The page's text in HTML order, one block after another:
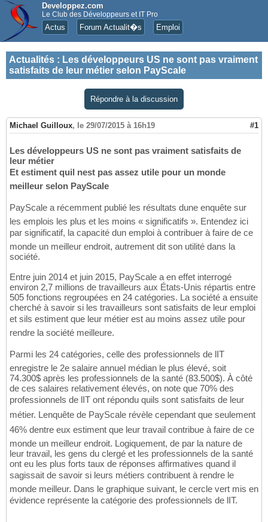
Developpez.com
Le Club des Développeurs et IT Pro
Actus Forum Actualit�s Emploi
Actualités : Les développeurs US ne sont pas vraiment
satisfaits de leur métier selon PayScale
Répondre à la discussion
Michael Guilloux, le 29/07/2015 à 16h19 #1
Les développeurs US ne sont pas vraiment satisfaits de
leur métier
Et estiment quil nest pas assez utile pour un monde
meilleur selon PayScale
PayScale a récemment publié les résultats dune enquête sur
les emplois les plus et les moins « significatifs ». Entendez ici
par significatif, la capacité dun emploi à contribuer à faire de ce
monde un meilleur endroit, autrement dit son utilité dans la
société.
Entre juin 2014 et juin 2015, PayScale a en effet interrogé
environ 2,7 millions de travailleurs aux États-Unis répartis entre
505 fonctions regroupées en 24 catégories. La société a ensuite
cherché à savoir si les travailleurs sont satisfaits de leur emploi
et sils estiment que leur métier est au moins assez utile pour
rendre la société meilleure.
Parmi les 24 catégories, celle des professionnels de lIT
enregistre le 2e salaire annuel médian le plus élevé, soit
74.300$ après les professionnels de la santé (83.500$). À côté
de ces salaires relativement élevés, on note que 70% des
professionnels de lIT ont répondu quils sont satisfaits de leur
métier. Lenquête de PayScale révèle cependant que seulement
46% dentre eux estiment que leur travail contribue à faire de ce
monde un meilleur endroit. Logiquement, de par la nature de
leur travail, les gens du clergé et les professionnels de la santé
ont eu les plus forts taux de réponses affirmatives quand il
sagissait de savoir si leurs métiers contribuent à rendre le
monde meilleur. Dans le graphique suivant, le cercle vert mis en
évidence représente la catégorie des professionnels de lIT.